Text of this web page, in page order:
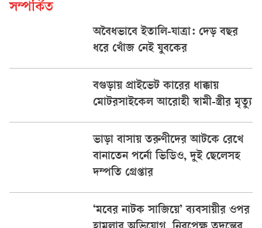
সম্পর্কিত
অবৈধভাবে ইতালি-যাত্রা: দেড় বছর
ধরে খোঁজ নেই যুবকের
বগুড়ায় প্রাইভেট কারের ধাক্কায়
মোটরসাইকেল আরোহী স্বামী-স্ত্রীর মৃত্যু
ভাড়া বাসায় তরুণীদের আটকে রেখে
বানাতেন পর্নো ভিডিও, দুই ছেলেসহ
দম্পতি গ্রেপ্তার
‘মবের নাটক সাজিয়ে’ ব্যবসায়ীর ওপর